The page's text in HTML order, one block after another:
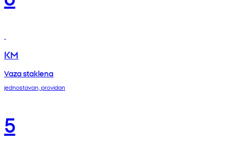
KM
Vaza staklena
jednostavan, providan
5